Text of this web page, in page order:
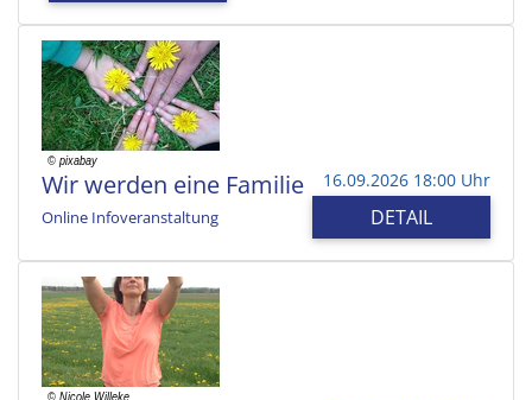
Wir werden eine Familie
Online Infoveranstaltung
16.09.2026 18:00 Uhr
DETAIL